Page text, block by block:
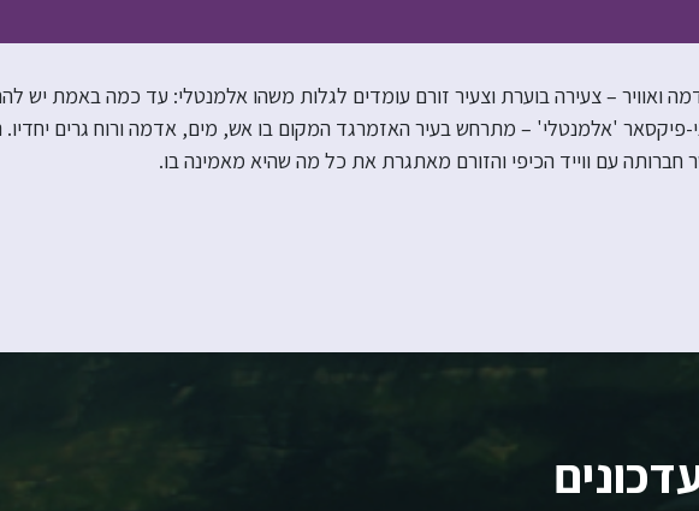
ואוויר – צעירה בוערת וצעיר זורם עומדים לגלות משהו אלמנטלי: עד כמה באמת יש
'אלמנטלי' – מתרחש בעיר האזמרגד המקום בו אש, מים, אדמה ורוח גרים יחדיו.
עם ווייד הכיפי והזורם מאתגרת את כל מה שהיא מאמינה בו.